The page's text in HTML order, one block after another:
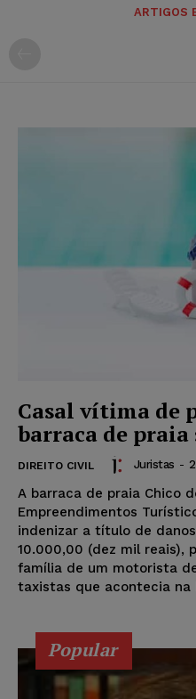
ARTIGOS
Casal vítima de
barraca de
DIREITO CIVIL Juristas -
A barraca de praia Chico
Empreendimentos
indenizar a título de
10.000,00 (dez mil reais),
família de um motorista
taxistas que acontecia na
Popular